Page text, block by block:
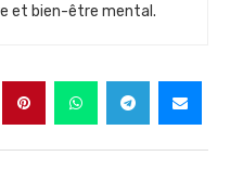
et bien-être mental.